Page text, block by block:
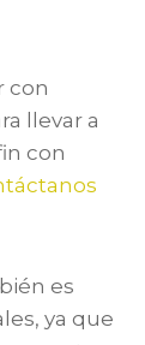
con
llevar a
con
es
ya que